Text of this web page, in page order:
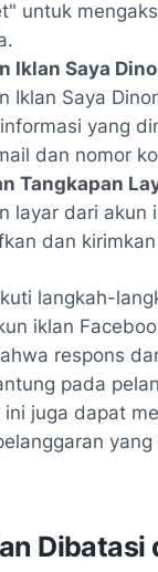
untuk
Iklan Saya
Iklan Saya
yang
dan nomor
Tangkapan
layar dari akun
dan
langkah-
iklan
respons
pada
juga dapat
Dibatasi